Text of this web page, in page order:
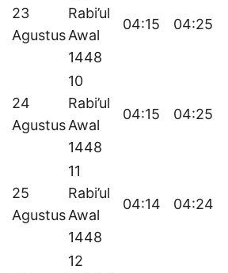
23
Agustus
Rabi’ul
Awal
1448
04:15 04:25
24
Agustus
10
Rabi’ul
Awal
1448
04:15 04:25
25
Agustus
11
Rabi’ul
Awal
1448
04:14 04:24
12